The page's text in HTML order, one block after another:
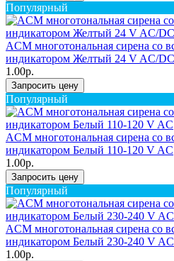
Популярный
ACM многотональная сирена со
индикатором Желтый 24 V AC/DC
1.00р.
Запросить цену
Популярный
ACM многотональная сирена со
индикатором Белый 110-120 V AC
1.00р.
Запросить цену
Популярный
ACM многотональная сирена со
индикатором Белый 230-240 V AC
1.00р.